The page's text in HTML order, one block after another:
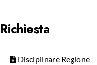
Richiesta
Disciplinare Regione